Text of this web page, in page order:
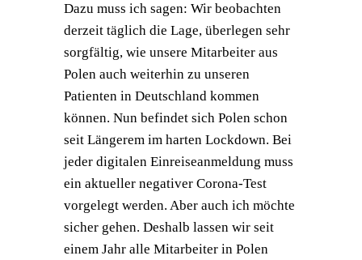
Dazu muss ich sagen: Wir beobachten
derzeit täglich die Lage, überlegen sehr
sorgfältig, wie unsere Mitarbeiter aus
Polen auch weiterhin zu unseren
Patienten in Deutschland kommen
können. Nun befindet sich Polen schon
seit Längerem im harten Lockdown. Bei
jeder digitalen Einreiseanmeldung muss
ein aktueller negativer Corona-Test
vorgelegt werden. Aber auch ich möchte
sicher gehen. Deshalb lassen wir seit
einem Jahr alle Mitarbeiter in Polen